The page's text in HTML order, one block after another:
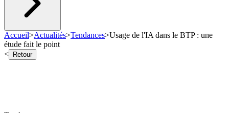
Accueil>Actualités>Tendances>Usage de l'IA dans le BTP : une
étude fait le point
<
Retour